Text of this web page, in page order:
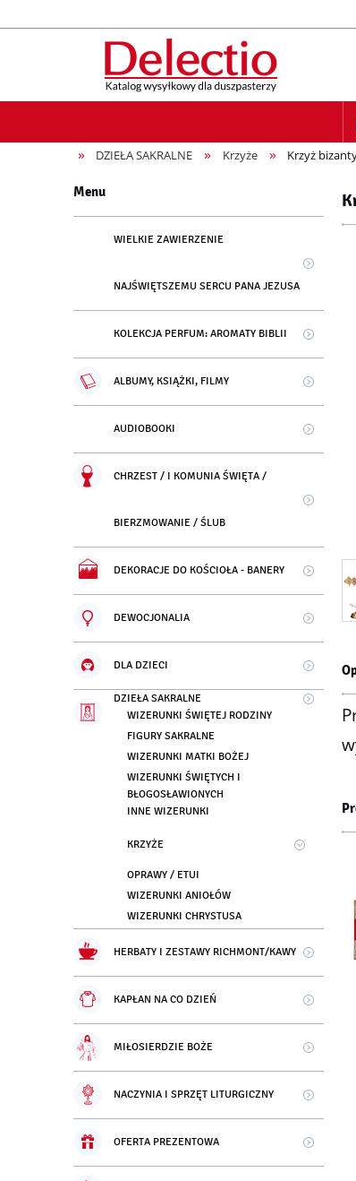
» DZIEŁA SAKRALNE » Krzyże » Krzyż
Menu
WIELKIE ZAWIERZENIE
NAJŚWIĘTSZEMU SERCU PANA JEZUSA
KOLEKCJA PERFUM: AROMATY BIBLII
ALBUMY, KSIĄŻKI, FILMY
AUDIOBOOKI
CHRZEST / I KOMUNIA ŚWIĘTA /
BIERZMOWANIE / ŚLUB
DEKORACJE DO KOŚCIOŁA - BANERY
DEWOCJONALIA
DLA DZIECI
DZIEŁA SAKRALNE
WIZERUNKI ŚWIĘTEJ RODZINY
FIGURY SAKRALNE
WIZERUNKI MATKI BOŻEJ
WIZERUNKI ŚWIĘTYCH I
BŁOGOSŁAWIONYCH
INNE WIZERUNKI
KRZYŻE
OPRAWY / ETUI
WIZERUNKI ANIOŁÓW
WIZERUNKI CHRYSTUSA
HERBATY I ZESTAWY RICHMONT/KAWY
KAPŁAN NA CO DZIEŃ
MIŁOSIERDZIE BOŻE
NACZYNIA I SPRZĘT LITURGICZNY
OFERTA PREZENTOWA